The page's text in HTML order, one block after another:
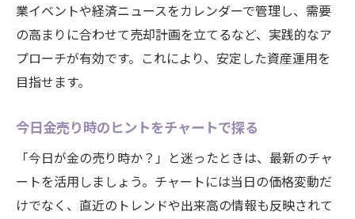
業イベントや経済ニュースをカレンダーで管理し、需要
の高まりに合わせて売却計画を立てるなど、実践的なア
プローチが有効です。これにより、安定した資産運用を
目指せます。
今日金売り時のヒントをチャートで探る
「今日が金の売り時か？」と迷ったときは、最新のチャ
ートを活用しましょう。チャートには当日の価格変動だ
けでなく、直近のトレンドや出来高の情報も反映されて